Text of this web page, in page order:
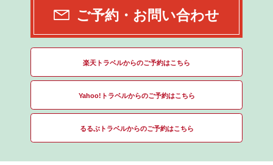
ご予約・お問い合わせ
楽天トラベルからのご予約はこちら
Yahoo!トラベルからのご予約はこちら
るるぶトラベルからのご予約はこちら